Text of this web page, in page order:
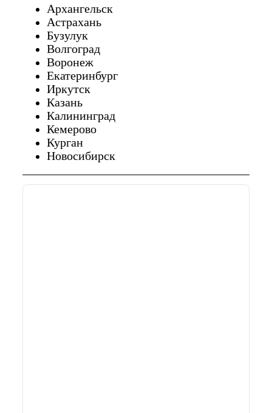
Архангельск
Астрахань
Бузулук
Волгоград
Воронеж
Екатеринбург
Иркутск
Казань
Калининград
Кемерово
Курган
Новосибирск